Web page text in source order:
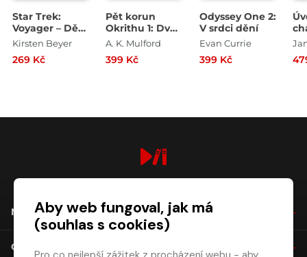
Star Trek:
Voyager – Děti
bouře
Kirsten Beyer
269 Kč
Pět korun
Okrithu 1: Dvůr
vysoko v
A. K. Mulford
399 Kč
Odyssey One 2:
V srdci dění
Evan Currie
399 Kč
NÁKUP
O SPOLEČNOSTI
Aby web fungoval, jak má
(souhlas s cookies)